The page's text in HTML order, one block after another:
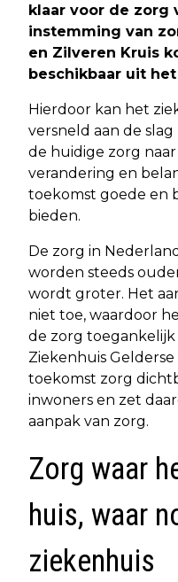
klaar voor de zorg
instemming van
en Zilveren Kruis
beschikbaar uit
Hierdoor kan het
versneld aan de
de huidige zorg
verandering en
toekomst goede en
bieden.
De zorg in
worden steeds
wordt groter. Het
niet toe, waardoor
de zorg
Ziekenhuis
toekomst zorg
inwoners en zet
aanpak van zorg.
Zorg waar
huis, waar
ziekenhuis